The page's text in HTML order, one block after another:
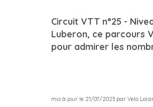
Circuit VTT n°25 -
Luberon, ce parcours
pour admirer les
mis à jour le 21/07/2023 par Velo